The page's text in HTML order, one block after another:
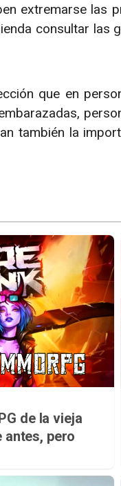
extremarse las
consultar las
que en
también la
de la vieja
antes, pero